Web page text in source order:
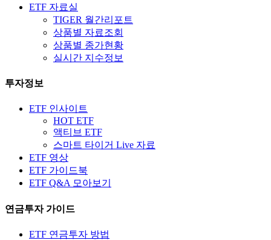
ETF 자료실
TIGER 월간리포트
상품별 자료조회
상품별 종가현황
실시간 지수정보
투자정보
ETF 인사이트
HOT ETF
액티브 ETF
스마트 타이거 Live 자료
ETF 영상
ETF 가이드북
ETF Q&A 모아보기
연금투자 가이드
ETF 연금투자 방법